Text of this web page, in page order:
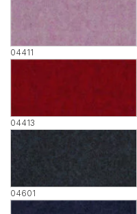
04411
04413
04601